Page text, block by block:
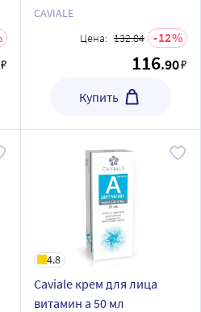
₽
CAVIALE
Цена: 132.84 12
116.90₽
Купить
4.8
Caviale крем для лица
витамин a 50 мл